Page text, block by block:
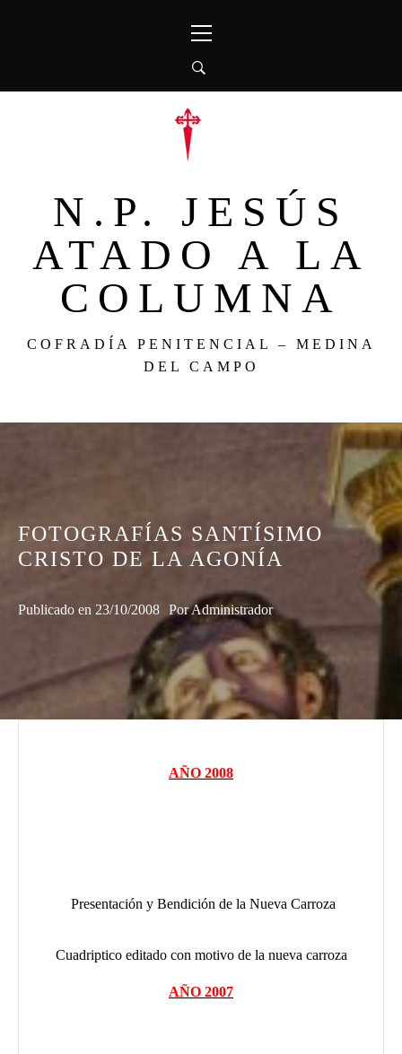
principal
N.P. JESÚS
ATADO A LA
COLUMNA
COFRADÍA PENITENCIAL – MEDINA
DEL CAMPO
FOTOGRAFÍAS SANTÍSIMO
CRISTO DE LA AGONÍA
Publicado en 23/10/2008 PorAdministrador
AÑO 2008
Presentación y Bendición de la Nueva Carroza
Cuadriptico editado con motivo de la nueva carroza
AÑO 2007